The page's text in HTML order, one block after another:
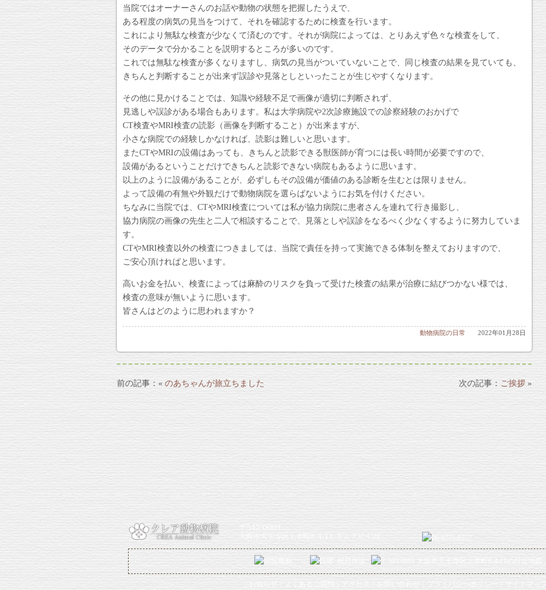
当院ではオーナーさんのお話や動物の状態を把握したうえで、
ある程度の病気の見当をつけて、それを確認するために検査を行います。
これにより無駄な検査が少なくて済むのです。それが病院によっては、とりあえず色々な検査をして、
そのデータで分かることを説明するところが多いのです。
これでは無駄な検査が多くなりますし、病気の見当がついていないことで、同じ検査の結果を見ていても、
きちんと判断することが出来ず誤診や見落としといったことが生じやすくなります。
その他に見かけることでは、知識や経験不足で画像が適切に判断されず、
見逃しや誤診がある場合もあります。私は大学病院や2次診療施設での診察経験のおかげで
CT検査やMRI検査の読影（画像を判断すること）が出来ますが、
小さな病院での経験しかなければ、読影は難しいと思います。
またCTやMRIの設備はあっても、きちんと読影できる獣医師が育つには長い時間が必要ですので、
設備があるということだけできちんと読影できない病院もあるように思います。
以上のように設備があることが、必ずしもその設備が価値のある診断を生むとは限りません。
よって設備の有無や外観だけで動物病院を選らばないようにお気を付けください。
ちなみに当院では、CTやMRI検査については私が協力病院に患者さんを連れて行き撮影し、
協力病院の画像の先生と二人で相談することで、見落としや誤診をなるべく少なくするように努力していま
す。
CTやMRI検査以外の検査につきましては、当院で責任を持って実施できる体制を整えておりますので、
ご安心頂ければと思います。
高いお金を払い、検査によっては麻酔のリスクを負って受けた検査の結果が治療に結びつかない様では、
検査の意味が無いように思います。
皆さんはどのように思われますか？
2022年01月28日
動物病院の日常
« のあちゃんが旅立ちました ご挨拶»
お知らせ よくあるご質問 アクセス お問い合わせ プライバシーポリシー サイトマップ